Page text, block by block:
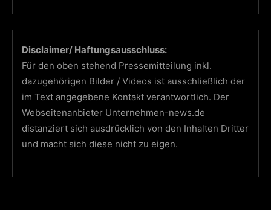
Disclaimer/ Haftungsausschluss:
Für den oben stehend Pressemitteilung inkl.
dazugehörigen Bilder / Videos ist ausschließlich der
im Text angegebene Kontakt verantwortlich. Der
Webseitenanbieter Unternehmen-news.de
distanziert sich ausdrücklich von den Inhalten Dritter
und macht sich diese nicht zu eigen.